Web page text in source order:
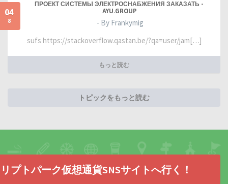
04
8
ПРОЕКТ СИСТЕМЫ ЭЛЕКТРОСНАБЖЕНИЯ ЗАКАЗАТЬ -
AYU.GROUP
- By Frankymig
sufs https://stackoverflow.qastan.be/?qa=user/jam[…]
もっと読む
トピックをもっと読む
プトパーク仮想通貨SNSサイトへ行く！